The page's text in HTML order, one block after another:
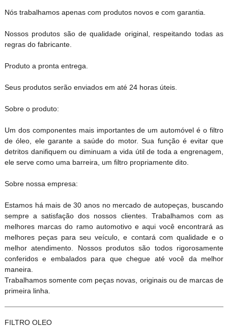
Nós trabalhamos apenas com produtos novos e com garantia.
Nossos produtos são de qualidade original, respeitando todas as
regras do fabricante.
Produto a pronta entrega.
Seus produtos serão enviados em até 24 horas úteis.
Sobre o produto:
Um dos componentes mais importantes de um automóvel é o filtro
de óleo, ele garante a saúde do motor. Sua função é evitar que
detritos danifiquem ou diminuam a vida útil de toda a engrenagem,
ele serve como uma barreira, um filtro propriamente dito.
Sobre nossa empresa:
Estamos há mais de 30 anos no mercado de autopeças, buscando
sempre a satisfação dos nossos clientes. Trabalhamos com as
melhores marcas do ramo automotivo e aqui você encontrará as
melhores peças para seu veículo, e contará com qualidade e o
melhor atendimento. Nossos produtos são todos rigorosamente
conferidos e embalados para que chegue até você da melhor
maneira.
Trabalhamos somente com peças novas, originais ou de marcas de
primeira linha.
FILTRO OLEO